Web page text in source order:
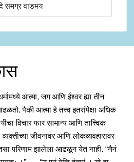
समग्र वाङमय
आत्मा, जग आणि ईश्वर ह्या तीन
पैकी आत्मा हे तत्त्व इतरांपेक्षा अधिक
विचार फार सामान्य आणि तात्त्विक
जीवनावर आणि लोकव्यवहारावर
तसा परिणाम झालेला आढळून येत नाही. “नैनं